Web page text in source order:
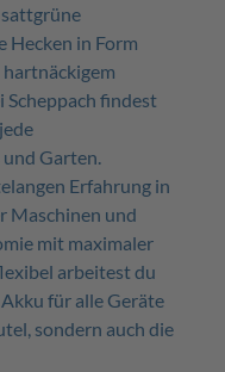
sattgrüne
Hecken in Form
Scheppach findest
Garten.
Erfahrung in
Maschinen und
mit maximaler
arbeitest du
für alle Geräte
sondern auch die